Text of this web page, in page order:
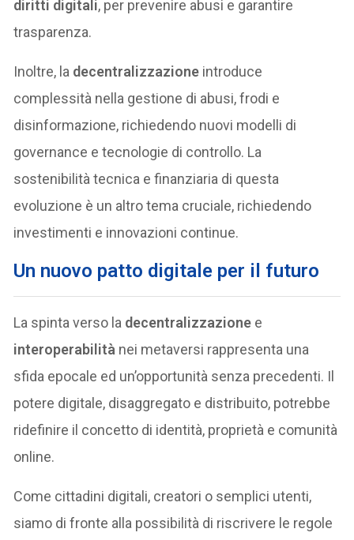
diritti digitali, per prevenire abusi e garantire
trasparenza.
Inoltre, la decentralizzazione introduce
complessità nella gestione di abusi, frodi e
disinformazione, richiedendo nuovi modelli di
governance e tecnologie di controllo. La
sostenibilità tecnica e finanziaria di questa
evoluzione è un altro tema cruciale, richiedendo
investimenti e innovazioni continue.
Un nuovo patto digitale per il futuro
La spinta verso la decentralizzazione e
interoperabilità nei metaversi rappresenta una
sfida epocale ed un’opportunità senza precedenti. Il
potere digitale, disaggregato e distribuito, potrebbe
ridefinire il concetto di identità, proprietà e comunità
online.
Come cittadini digitali, creatori o semplici utenti,
siamo di fronte alla possibilità di riscrivere le regole